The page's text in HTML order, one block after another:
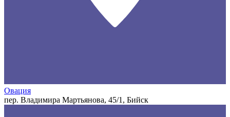
Овация
пер. Владимира Мартьянова, 45/1, Бийск